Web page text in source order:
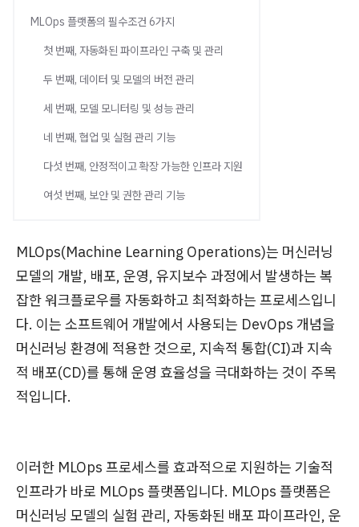
MLOps 플랫폼의 필수조건 6가지
첫 번째, 자동화된 파이프라인 구축 및 관리
두 번째, 데이터 및 모델의 버전 관리
세 번째, 모델 모니터링 및 성능 관리
네 번째, 협업 및 실험 관리 기능
다섯 번째, 안정적이고 확장 가능한 인프라 지원
여섯 번째, 보안 및 권한 관리 기능
MLOps(Machine Learning Operations)는 머신러닝
모델의 개발, 배포, 운영, 유지보수 과정에서 발생하는 복
잡한 워크플로우를 자동화하고 최적화하는 프로세스입니
다. 이는 소프트웨어 개발에서 사용되는 DevOps 개념을
머신러닝 환경에 적용한 것으로, 지속적 통합(CI)과 지속
적 배포(CD)를 통해 운영 효율성을 극대화하는 것이 주목
적입니다.
이러한 MLOps 프로세스를 효과적으로 지원하는 기술적
인프라가 바로 MLOps 플랫폼입니다. MLOps 플랫폼은
머신러닝 모델의 실험 관리, 자동화된 배포 파이프라인, 운